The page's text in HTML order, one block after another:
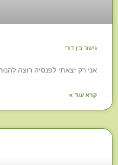
גישור בין דורי
אני רק יצאתי לפנסיה רוצה להנות
קרא עוד »